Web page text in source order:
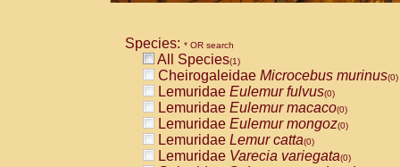
Species: * OR search
All Species(1)
Cheirogaleidae Microcebus murinus(0)
Lemuridae Eulemur fulvus(0)
Lemuridae Eulemur macaco(0)
Lemuridae Eulemur mongoz(0)
Lemuridae Lemur catta(0)
Lemuridae Varecia variegata(0)